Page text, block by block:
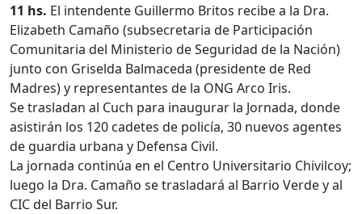
11 hs. El intendente Guillermo Britos recibe a la Dra.
Elizabeth Camaño (subsecretaria de Participación
Comunitaria del Ministerio de Seguridad de la Nación)
junto con Griselda Balmaceda (presidente de Red
Madres) y representantes de la ONG Arco Iris.
Se trasladan al Cuch para inaugurar la Jornada, donde
asistirán los 120 cadetes de policía, 30 nuevos agentes
de guardia urbana y Defensa Civil.
La jornada continúa en el Centro Universitario Chivilcoy;
luego la Dra. Camaño se trasladará al Barrio Verde y al
CIC del Barrio Sur.